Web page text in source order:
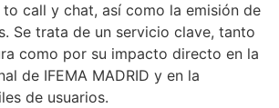
call y chat, así como la emisión de
Se trata de un servicio clave, tanto
como por su impacto directo en la
de IFEMA MADRID y en la
de usuarios.